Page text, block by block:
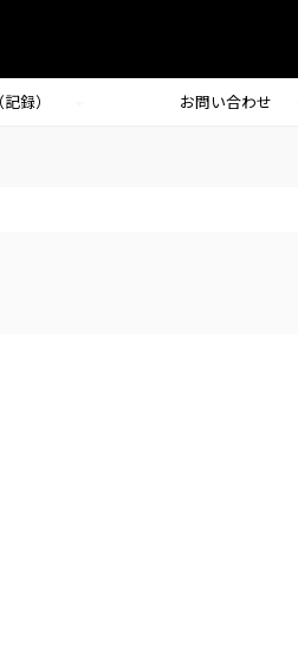
録） お問い合わせ